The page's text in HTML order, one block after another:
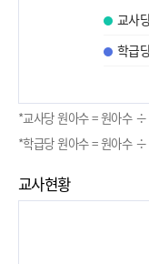
교사
학급
*교사당 원아수 = 원아수 ÷
*학급당 원아수 = 원아수 ÷
교사현황